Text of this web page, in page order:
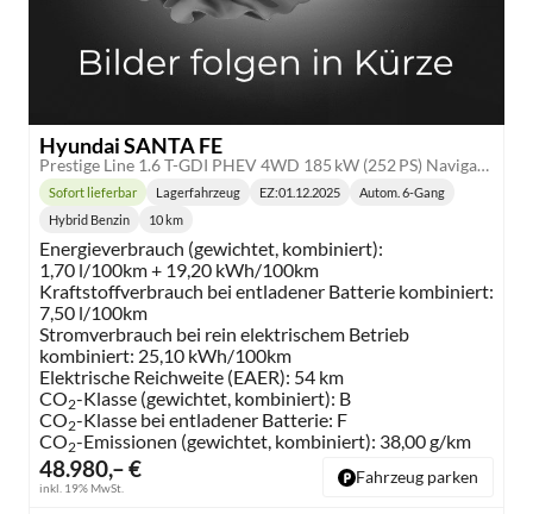
Hyundai SANTA FE
Prestige Line 1.6 T-GDI PHEV 4WD 185 kW (252 PS) Navigationssystem, 360 Grad Übersichtskamera, Sitzheizung, Lenkradheizung, SmartKey, Sitzbelüftung, Head-up Display, LED-Scheinwerfer, 20 Zoll Leichtmetallfelgen, uvm.
48.980,– €
inkl. 19% MwSt.
Lieferzeit:
Sofort lieferbar Lagerfahrzeug EZ:01.12.2025
Getriebe:
Autom. 6-Gang
Hybrid Benzin 10 km
Energieverbrauch (gewichtet, kombiniert):
1,70 l/100km + 19,20 kWh/100km
Kraftstoffverbrauch bei entladener Batterie kombiniert:
7,50 l/100km
Stromverbrauch bei rein elektrischem Betrieb
kombiniert: 25,10 kWh/100km
Elektrische Reichweite (EAER): 54 km
CO2-Klasse (gewichtet, kombiniert): B
CO2-Klasse bei entladener Batterie: F
CO2-Emissionen (gewichtet, kombiniert): 38,00 g/km
Fahrzeug parken